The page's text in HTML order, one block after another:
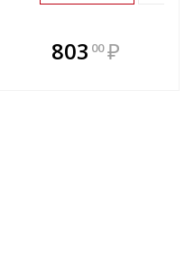
В комплекте
всегда выгоднее!
803 00 ₽